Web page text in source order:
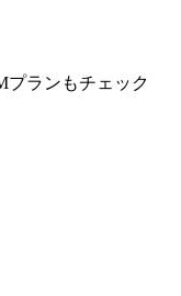
プランもチェック